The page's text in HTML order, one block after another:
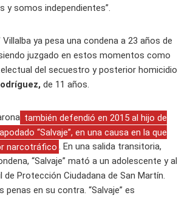
y somos independientes”.
Villalba ya pesa una condena a 23 años de
juzgado en estos momentos como
del secuestro y posterior homicidio
de 11 años.
también defendió en 2015 al hijo de
“Salvaje”, en una causa en la que
narcotráfico . En una salida transitoria,
“Salvaje” mató a un adolescente y al
Protección Ciudadana de San Martín.
penas en su contra. “Salvaje” es